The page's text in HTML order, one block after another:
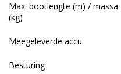
Max. bootlengte (m) / massa
(kg)
Meegeleverde accu
Besturing